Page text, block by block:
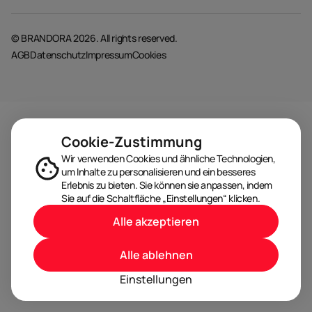
© BRANDORA 2026. All rights reserved.
AGBDatenschutzImpressumCookies
Cookie-Zustimmung
Wir verwenden Cookies und ähnliche Technologien,
um Inhalte zu personalisieren und ein besseres
Erlebnis zu bieten. Sie können sie anpassen, indem
Sie auf die Schaltfläche „Einstellungen“ klicken.
Einstellungen
Alle ablehnen
Alle akzeptieren